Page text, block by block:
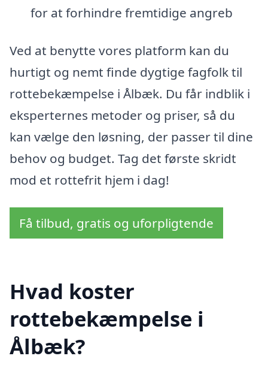
for at forhindre fremtidige angreb
Ved at benytte vores platform kan du
hurtigt og nemt finde dygtige fagfolk til
rottebekæmpelse i Ålbæk. Du får indblik i
eksperternes metoder og priser, så du
kan vælge den løsning, der passer til dine
behov og budget. Tag det første skridt
mod et rottefrit hjem i dag!
Få tilbud, gratis og uforpligtende
Hvad koster
rottebekæmpelse i
Ålbæk?